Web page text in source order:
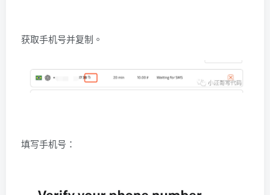
获取手机号并复制。
填写手机号：